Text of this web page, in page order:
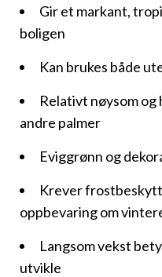
Gir et markant,
boligen
Kan brukes både
Relativt nøysom
andre palmer
Eviggrønn og
Krever
oppbevaring om
Langsom vekst
utvikle